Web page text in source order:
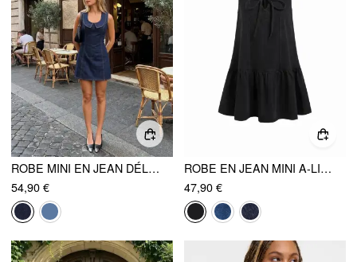
ROBE MINI EN JEAN DÉLAVÉ EXTENSIBLE À COL CHEMISIER
54,90 €
ROBE EN JEAN MINI A-LINE LARGE, COL V NOUÉ
47,90 €